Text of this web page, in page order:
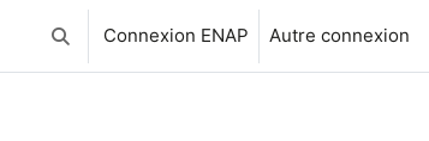
Activer/désactiver la saisie de recherche
Connexion ENAP Autre connexion